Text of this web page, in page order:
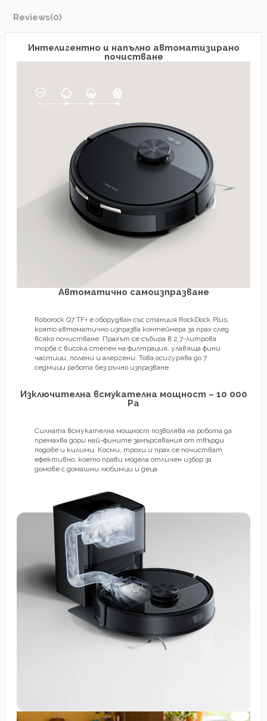
Reviews(0)
Интелигентно и напълно автоматизирано
почистване
Автоматично самоизпразване
Roborock Q7 TF+ е оборудван със станция RockDock Plus,
която автоматично изпразва контейнера за прах след
всяко почистване. Прахът се събира в 2,7-литрова
торба с висока степен на филтрация, улавяща фини
частици, полени и алергени. Това осигурява до 7
седмици работа без ръчно изпразване.
Изключителна всмукателна мощност – 10 000
Pa
Силната всмукателна мощност позволява на робота да
премахва дори най-фините замърсявания от твърди
подове и килими. Косми, трохи и прах се почистват
ефективно, което прави модела отличен избор за
домове с домашни любимци и деца.